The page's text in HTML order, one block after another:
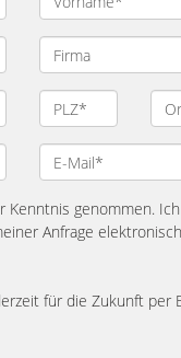
Kenntnis genommen.
Anfrage
für die Zukunft per